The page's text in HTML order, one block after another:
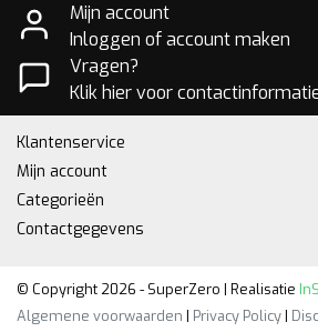
Mijn account
Inloggen of account maken
Vragen?
Klik hier voor
Klantenservice
Mijn account
Categorieën
Contactgegevens
© Copyright 2026 - SuperZero | Realisatie
Algemene voorwaarden | Privacy Policy|